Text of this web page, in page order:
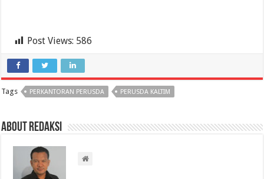
Post Views: 586
Tags PERKANTORAN PERUSDA PERUSDA KALTIM
About Redaksi